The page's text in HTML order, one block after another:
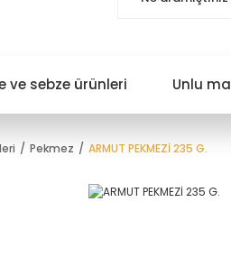
ve sebze ürünleri Unlu
Pekmez ARMUT PEKMEZİ 235 G.